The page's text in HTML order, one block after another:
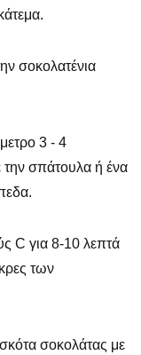
σοκολατένια
3 - 4
την σπάτουλα ή ένα
C για 8-10 λεπτά
των
σοκολάτας με